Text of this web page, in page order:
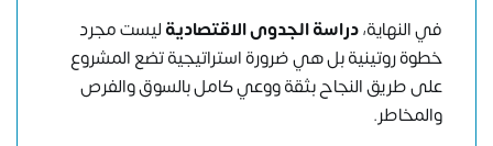
في النهاية،دراسة الجدوى الاقتصاديةليست مجرد
خطوة روتينية بل هي ضرورة استراتيجية تضع المشروع
على طريق النجاح بثقة ووعي كامل بالسوق والفرص
والمخاطر.